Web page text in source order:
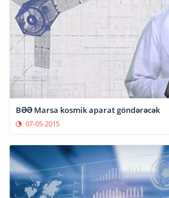
BƏƏ Marsa kosmik aparat göndərəcək
07-05-2015